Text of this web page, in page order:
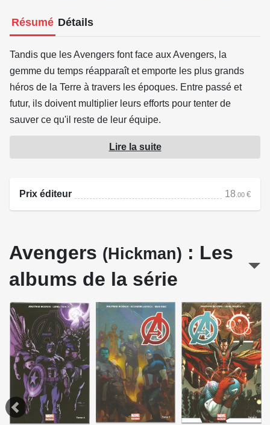
Résumé Détails
Tandis que les Avengers font face aux Avengers, la
gemme du temps réapparaît et emporte les plus grands
héros de la Terre à travers les époques. Entre passé et
futur, ils doivent multiplier leurs efforts pour tenter de
sauver ce qu'il reste de leur équipe.
Contient les épisodes US :
Source : Panini Comics
Lire la suite
Prix éditeur 18 .00 €
Avengers (Hickman) : Les
albums de la série